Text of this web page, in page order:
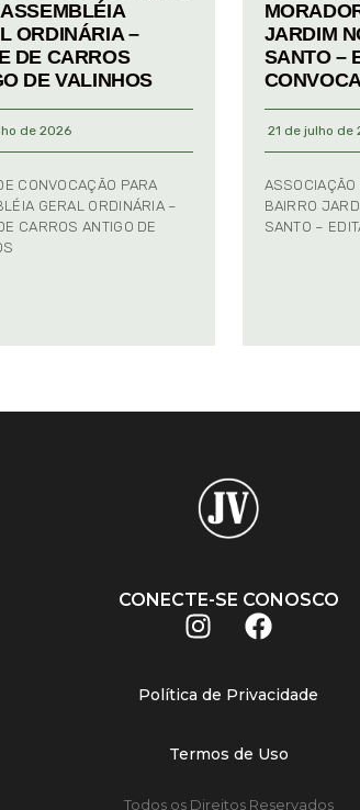
ORDINÁRIA –
DE CARROS
DE VALINHOS
de 2026
CONVOCAÇÃO PARA
GERAL ORDINÁRIA –
CARROS ANTIGO DE
JARDIM
SANTO –
21 de julho de
ASSOCIAÇÃO
BAIRRO
SANTO –
CONECTE-SE CONOSCO
Política de Privacidade
Termos de Uso
Todos os Direitos Reservados